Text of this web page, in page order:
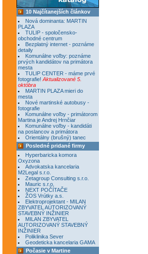
10 Najčítanejších článkov
Nová dominanta: MARTIN
PLAZA
TULIP - spoločensko-
obchodné centrum
Bezplatný internet - poznáme
detaily
Komunálne voľby: poznáme
prvých kandidátov na primátora
mesta
TULIP CENTER - máme prvé
fotografie! Aktualizované 5.
októbra
MARTIN PLAZA mieri do
mesta
Nové martinské autobusy -
fotografie
Komunálne voľby - primátorom
Martina je Andrej Hrnčiar
Komunálne voľby - kandidáti
na poslancov a primátora
Orientálny (brušný) tanec
Posledné pridané firmy
Hyperbaricka komora
Oxyzona
Advokatska kancelaria
M2Legal s.r.o.
Zetagroup Consulting s.r.o.
Mauric s.r.o.
NEXT POČÍTAČE
ŽOS Vrútky a.s.
Elektroprojektant - MILAN
ZBYVATEL AUTORIZOVANÝ
STAVEBNÝ INŽINIER
MILAN ZBYVATEL
AUTORIZOVANÝ STAVEBNÝ
INŽINIER
Poliklinika Sever
Geodeticka kancelaria GAMA
Počasie v Martine